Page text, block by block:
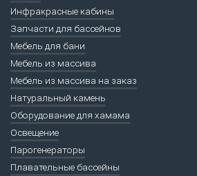
Инфракрасные кабины
Запчасти для бассейнов
Мебель для бани
Мебель из массива
Мебель из массива на заказ
Натуральный камень
Оборудование для хамама
Освещение
Парогенераторы
Плавательные бассейны